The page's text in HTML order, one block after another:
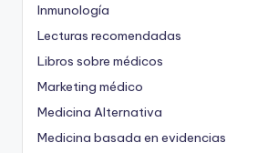
Inmunología
Lecturas recomendadas
Libros sobre médicos
Marketing médico
Medicina Alternativa
Medicina basada en evidencias